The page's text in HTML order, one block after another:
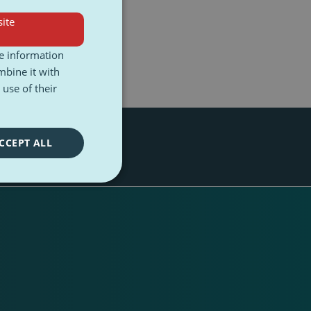
zasięgi
information
it with
of their
ALL